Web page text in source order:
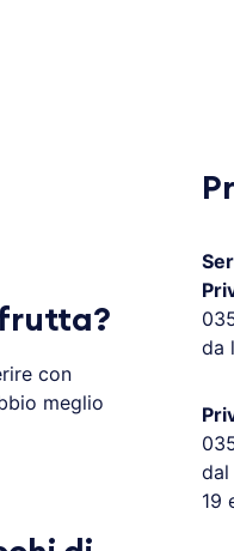
con
meglio
da
dal
19